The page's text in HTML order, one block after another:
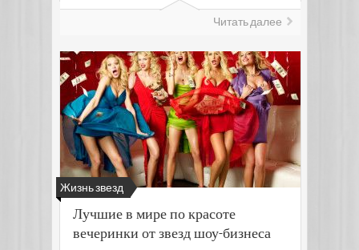
Читать далее
Жизнь звезд
Лучшие в мире по красоте
вечеринки от звезд шоу-бизнеса